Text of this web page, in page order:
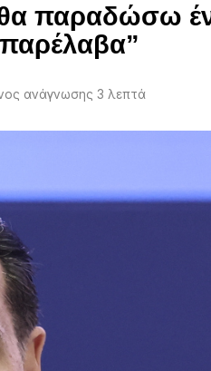
θα παραδώσω
ανάγνωσης 3 λεπτά